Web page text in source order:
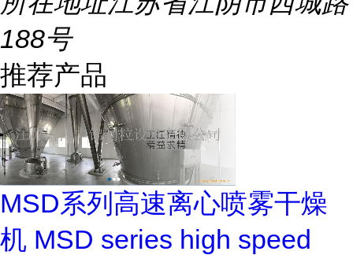
188号
推荐产品
MSD系列高速离心喷雾干燥
机 MSD series high speed